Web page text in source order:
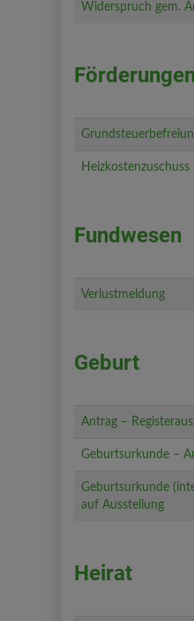
Widerspruch gem.
Förderungen
Fundwesen
Verlustmeldung
Geburt
Antrag –
Geburtsurkunde –
Geburtsurkunde
auf Ausstellung
Heirat